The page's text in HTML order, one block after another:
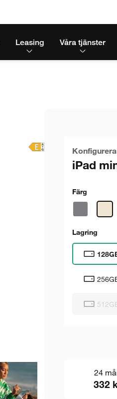
Leasing Våra tjänster
iPad
Färg
Lagring
24
332